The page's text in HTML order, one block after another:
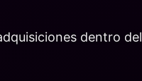
dentro del